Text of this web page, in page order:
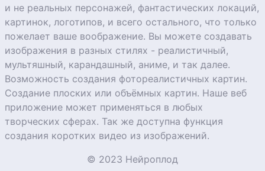
и не реальных персонажей, фантастических локаций,
картинок, логотипов, и всего остального, что только
пожелает ваше воображение. Вы можете создавать
изображения в разных стилях - реалистичный,
мультяшный, карандашный, аниме, и так далее.
Возможность создания фотореалистичных картин.
Создание плоских или объёмных картин. Наше веб
приложение может применяться в любых
творческих сферах. Так же доступна функция
создания коротких видео из изображений.
© 2023 Нейроплод